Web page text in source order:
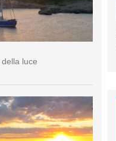
luce